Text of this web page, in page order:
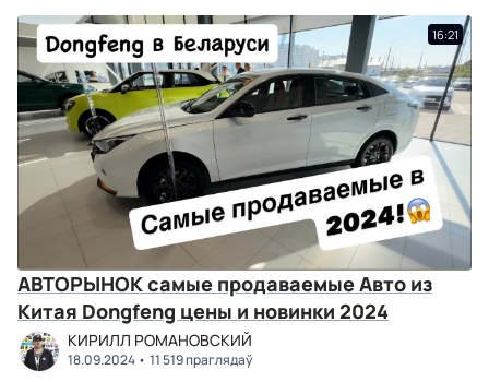
16:21
АВТОРЫНОК самые продаваемые Авто из
Китая Dongfeng цены и новинки 2024
КИРИЛЛ РОМАНОВСКИЙ
18.09.2024 11 519 праглядаў